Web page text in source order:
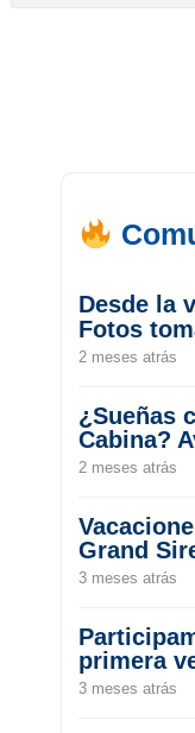
Desde la
Fotos
2 meses atrás
¿Sueñas
Cabina?
2 meses atrás
Grand
3 meses atrás
primera
3 meses atrás